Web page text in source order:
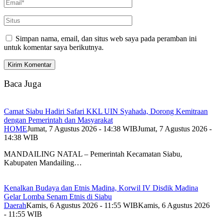
Simpan nama, email, dan situs web saya pada peramban ini
untuk komentar saya berikutnya.
Baca Juga
Camat Siabu Hadiri Safari KKL UIN Syahada, Dorong Kemitraan
dengan Pemerintah dan Masyarakat
HOMEJumat, 7 Agustus 2026 - 14:38 WIBJumat, 7 Agustus 2026 -
14:38 WIB
MANDAILING NATAL – Pemerintah Kecamatan Siabu,
Kabupaten Mandailing…
Kenalkan Budaya dan Etnis Madina, Korwil IV Disdik Madina
Gelar Lomba Senam Etnis di Siabu
DaerahKamis, 6 Agustus 2026 - 11:55 WIBKamis, 6 Agustus 2026
- 11:55 WIB